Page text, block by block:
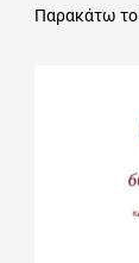
Παρακάτω το